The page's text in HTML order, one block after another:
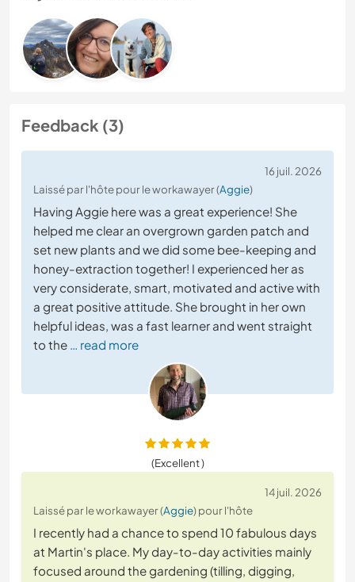
Feedback (3)
16 juil. 2026
Laissé par l'hôte pour le workawayer (Aggie)
Having Aggie here was a great experience! She
helped me clear an overgrown garden patch and
set new plants and we did some bee-keeping and
honey-extraction together! I experienced her as
very considerate, smart, motivated and active with
a great positive attitude. She brought in her own
helpful ideas, was a fast learner and went straight
to the … read more
(Excellent )
14 juil. 2026
Laissé par le workawayer (Aggie) pour l'hôte
I recently had a chance to spend 10 fabulous days
at Martin's place. My day-to-day activities mainly
focused around the gardening (tilling, digging,